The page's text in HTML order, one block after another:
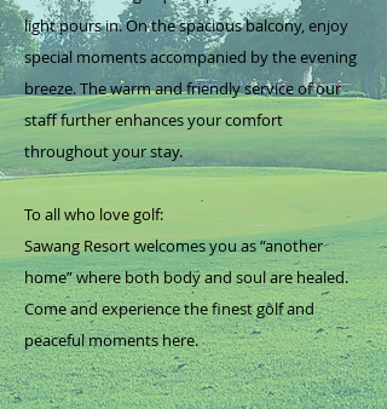
light pours in. On the spacious balcony, enjoy
special moments accompanied by the evening
breeze. The warm and friendly service of our
staff further enhances your comfort
throughout your stay.
To all who love golf:
Sawang Resort welcomes you as “another
home” where both body and soul are healed.
Come and experience the finest golf and
peaceful moments here.